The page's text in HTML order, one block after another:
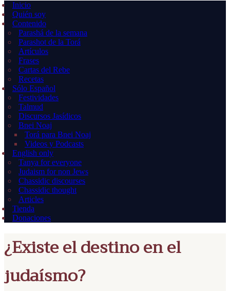
Inicio
Quién soy
Contenido
Parashá de la semana
Parashot de la Torá
Artículos
Frases
Cartas del Rebe
Recetas
Sólo Español
Festividades
Talmud
Discursos Jasídicos
Bnei Noaj
Torá para Bnei Noaj
Videos y Podcasts
English only
Tanya for everyone
Judaism for non Jews
Chassidic discourses
Chassidic thought
Articles
Tienda
Donaciones
¿Existe el destino en el
judaísmo?